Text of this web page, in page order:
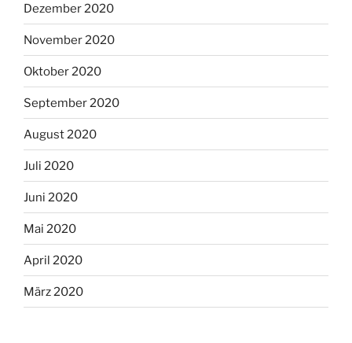
Dezember 2020
November 2020
Oktober 2020
September 2020
August 2020
Juli 2020
Juni 2020
Mai 2020
April 2020
März 2020